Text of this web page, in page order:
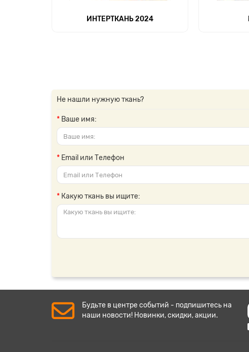
ИНТЕРТКАНЬ 2024
Не нашли нужную ткань?
Ваше имя:
Email или Телефон
Какую ткань вы ищите:
Будьте в центре событий - подпишитесь на
наши новости! Новинки, скидки, акции.